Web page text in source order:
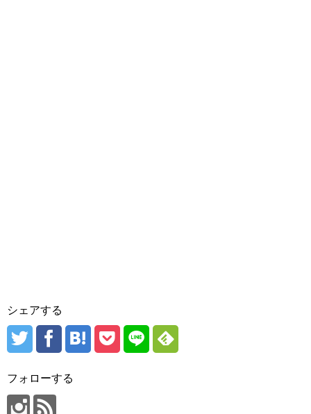
シェアする
フォローする